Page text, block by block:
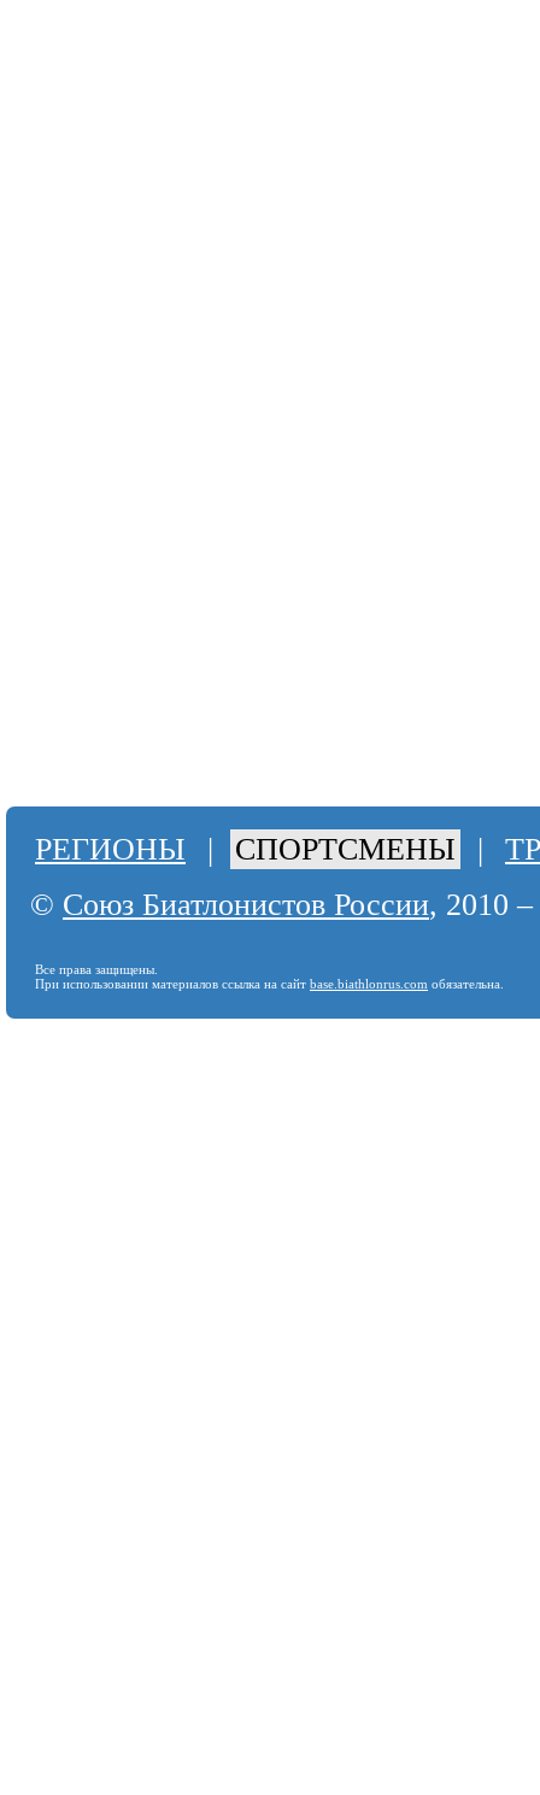
РЕГИОНЫ | СПОРТСМЕНЫ |
© Союз Биатлонистов России, 2010
Все права защищены.
При использовании материалов ссылка на сайт base.biathlonrus.com обязательна.